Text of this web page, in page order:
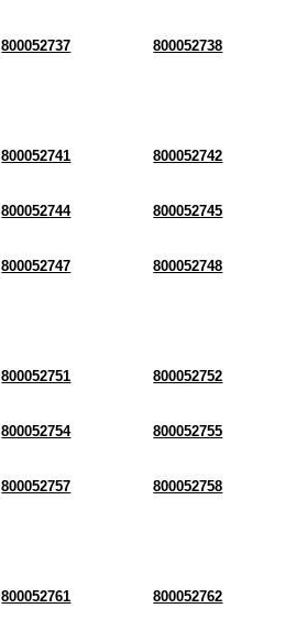
800052737 800052738
800052741 800052742
800052744 800052745
800052747 800052748
800052751 800052752
800052754 800052755
800052757 800052758
800052761 800052762